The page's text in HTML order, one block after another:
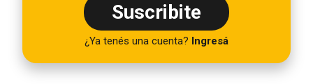
Suscribite
¿Ya tenés una cuenta? Ingresá